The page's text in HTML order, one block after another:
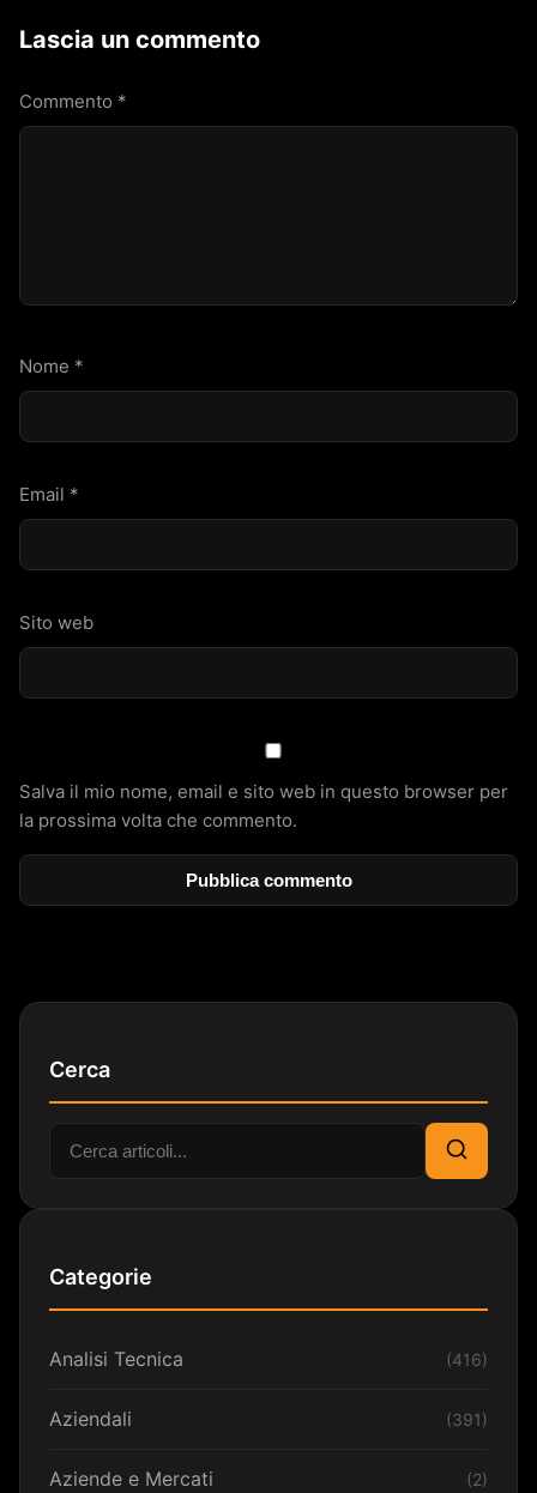
Lascia un commento
Commento *
Nome *
Email *
Sito web
Salva il mio nome, email e sito web in questo browser per
la prossima volta che commento.
Cerca
Cerca:
Cerca
Categorie
Analisi Tecnica (416)
Aziendali (391)
Aziende e Mercati (2)